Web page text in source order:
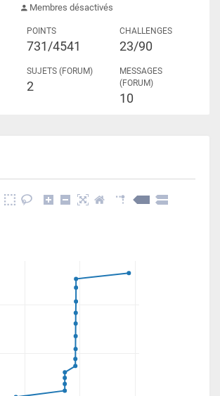
Membres désactivés
POINTS
731/4541
CHALLENGES
23/90
SUJETS (FORUM)
2
MESSAGES
(FORUM)
10